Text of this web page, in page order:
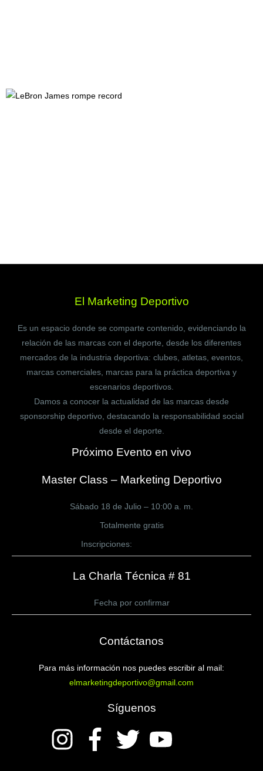
El Marketing Deportivo
Es un espacio donde se comparte contenido, evidenciando la
relación de las marcas con el deporte, desde los diferentes
mercados de la industria deportiva: clubes, atletas, eventos,
marcas comerciales, marcas para la práctica deportiva y
escenarios deportivos.
Damos a conocer la actualidad de las marcas desde
sponsorship deportivo, destacando la responsabilidad social
desde el deporte.
Próximo Evento en vivo
Master Class – Marketing Deportivo
Sábado 18 de Julio – 10:00 a. m.
Totalmente gratis
Inscripciones:
La Charla Técnica # 81
Fecha por confirmar
Contáctanos
Para más información nos puedes escribir al mail:
elmarketingdeportivo@gmail.com
Síguenos